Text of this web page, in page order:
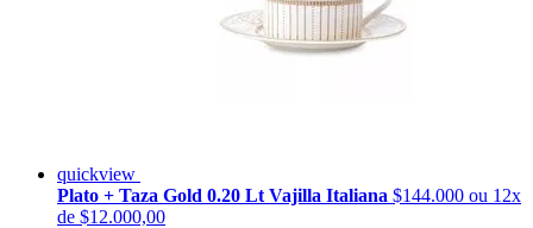
quickview
Plato + Taza Gold 0.20 Lt Vajilla Italiana $144.000 ou 12x
de $12.000,00